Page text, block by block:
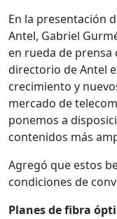
En la presentación
Antel, Gabriel
en rueda de prensa
directorio de Antel
crecimiento y
mercado de
ponemos a
contenidos más
Agregó que estos
condiciones de
Planes de fibra